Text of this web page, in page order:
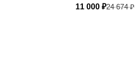
11 000 ₽24 674₽